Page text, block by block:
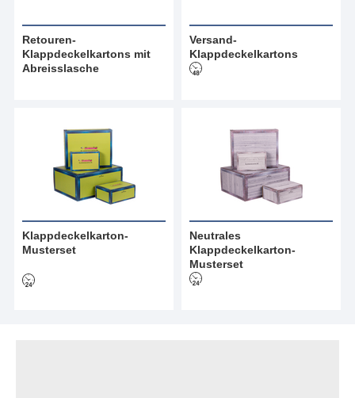
Retouren-
Klappdeckelkartons mit
Abreisslasche
Versand-
Klappdeckelkartons
Klappdeckelkarton-
Musterset
Neutrales
Klappdeckelkarton-
Musterset